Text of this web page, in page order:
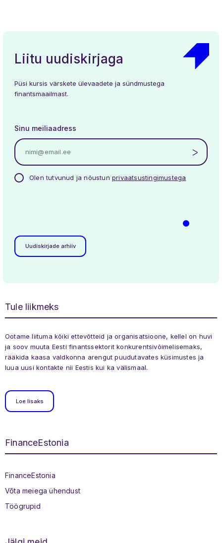
Liitu uudiskirjaga
Püsi kursis värskete ülevaadete ja sündmustega
finantsmaailmast.
Sinu meiliaadress
Olen tutvunud ja nõustun privaatsustingimustega
Uudiskirjade arhiiv
Tule liikmeks
Ootame liituma kõiki ettevõtteid ja organisatsioone, kellel on huvi
ja soov muuta Eesti finantssektorit konkurentsivõimelisemaks,
rääkida kaasa valdkonna arengut puudutavates küsimustes ja
luua uusi kontakte nii Eestis kui ka välismaal.
Loe lisaks
FinanceEstonia
Jaluse menüü
FinanceEstonia
Võta meiega ühendust
Töögrupid